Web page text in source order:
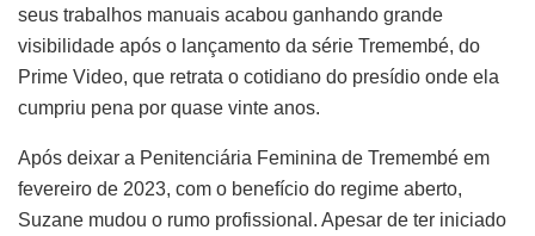
seus trabalhos manuais acabou ganhando grande
visibilidade após o lançamento da série Tremembé, do
Prime Video, que retrata o cotidiano do presídio onde ela
cumpriu pena por quase vinte anos.
Após deixar a Penitenciária Feminina de Tremembé em
fevereiro de 2023, com o benefício do regime aberto,
Suzane mudou o rumo profissional. Apesar de ter iniciado